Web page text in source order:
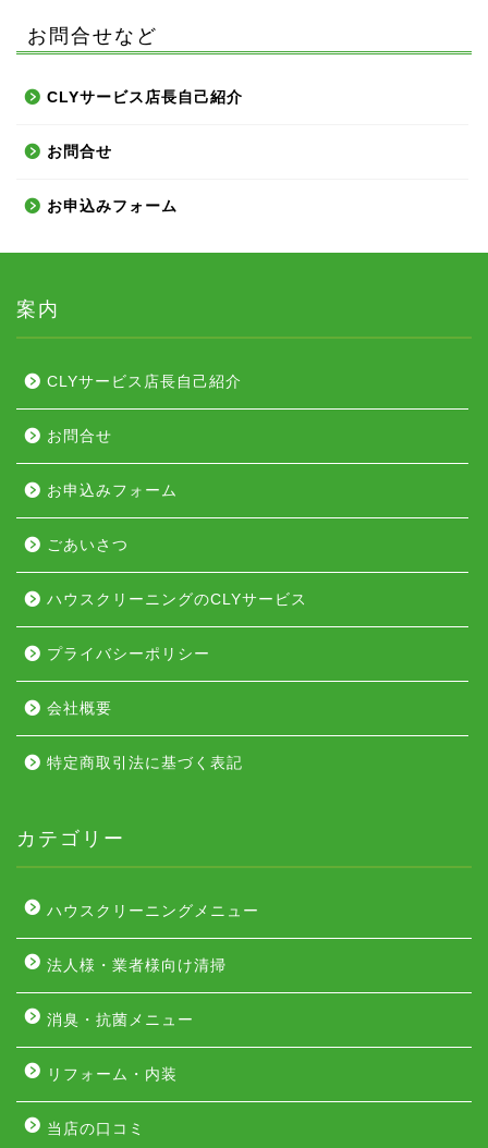
お問合せなど
CLYサービス店長自己紹介
お問合せ
お申込みフォーム
案内
CLYサービス店長自己紹介
お問合せ
お申込みフォーム
ごあいさつ
ハウスクリーニングのCLYサービス
プライバシーポリシー
会社概要
特定商取引法に基づく表記
カテゴリー
ハウスクリーニングメニュー
法人様・業者様向け清掃
消臭・抗菌メニュー
リフォーム・内装
当店の口コミ